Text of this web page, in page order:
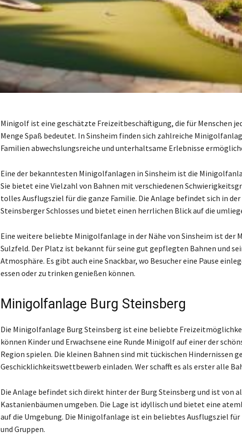
Minigolf ist eine geschätzte Freizeitbeschäftigung, die für Menschen
Menge Spaß bedeutet. In Sinsheim finden sich zahlreiche
Familien abwechslungsreiche und unterhaltsame Erlebnisse
Eine der bekanntesten Minigolfanlagen in Sinsheim ist die
Sie bietet eine Vielzahl von Bahnen mit verschiedenen
tolles Ausflugsziel für die ganze Familie. Die Anlage befindet sich in der
Steinsberger Schlosses und bietet einen herrlichen Blick auf die
Eine weitere beliebte Minigolfanlage in der Nähe von Sinsheim ist
Sulzfeld. Der Platz ist bekannt für seine gut gepflegten Bahnen und
Atmosphäre. Es gibt auch eine Snackbar, wo Besucher eine Pause
essen oder zu trinken genießen können.
Minigolfanlage Burg Steinsberg
Die Minigolfanlage Burg Steinsberg ist eine beliebte
können Kinder und Erwachsene eine Runde Minigolf auf einer der
Region spielen. Die kleinen Bahnen sind mit tückischen Hindernissen
Geschicklichkeitswettbewerb einladen. Wer schafft es als erster alle
Die Anlage befindet sich direkt hinter der Burg Steinsberg und ist von
Kastanienbäumen umgeben. Die Lage ist idyllisch und bietet eine
auf die Umgebung. Die Minigolfanlage ist ein beliebtes Ausflugsziel für
und Gruppen.